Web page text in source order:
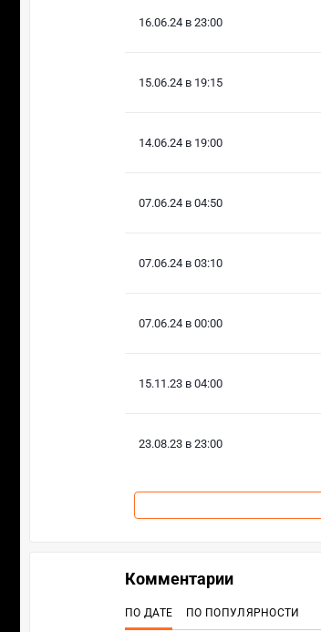
16.06.24 в 23:00
15.06.24 в 19:15
14.06.24 в 19:00
07.06.24 в 04:50
07.06.24 в 03:10
07.06.24 в 00:00
15.11.23 в 04:00
23.08.23 в 23:00
Комментарии
ПО ДАТЕ ПО ПОПУЛЯРНОСТИ